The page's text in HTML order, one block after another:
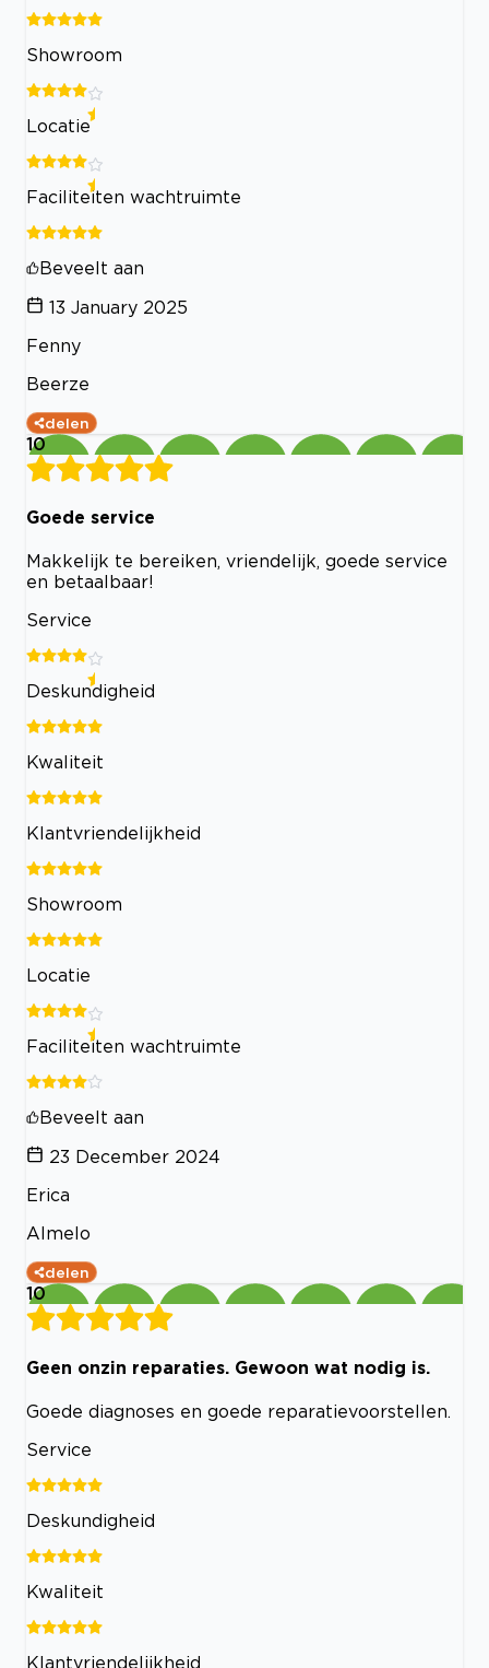
Showroom
Locatie
Faciliteiten wachtruimte
Beveelt aan
13 January 2025
Fenny
Beerze
delen
10
Goede service
Makkelijk te bereiken, vriendelijk, goede service
en betaalbaar!
Service
Deskundigheid
Kwaliteit
Klantvriendelijkheid
Showroom
Locatie
Faciliteiten wachtruimte
Beveelt aan
23 December 2024
Erica
Almelo
delen
10
Geen onzin reparaties. Gewoon wat nodig is.
Goede diagnoses en goede reparatievoorstellen.
Service
Deskundigheid
Kwaliteit
Klantvriendelijkheid